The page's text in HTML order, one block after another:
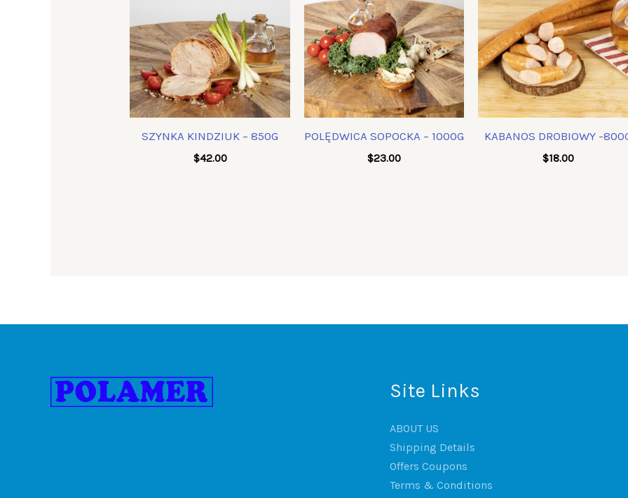
SZYNKA KINDZIUK – 850G
$42.00
POLĘDWICA SOPOCKA – 1000G
$23.00
KABANOS DROBIOWY -
$18.00
Site Links
ABOUT US
Shipping Details
Offers Coupons
Terms & Conditions